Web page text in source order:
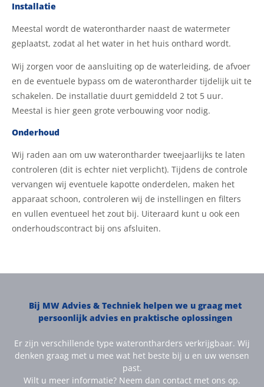
Installatie
Meestal wordt de waterontharder naast de watermeter
geplaatst, zodat al het water in het huis onthard wordt.
Wij zorgen voor de aansluiting op de waterleiding, de afvoer
en de eventuele bypass om de waterontharder tijdelijk uit te
schakelen. De installatie duurt gemiddeld 2 tot 5 uur.
Meestal is hier geen grote verbouwing voor nodig.
Onderhoud
Wij raden aan om uw waterontharder tweejaarlijks te laten
controleren (dit is echter niet verplicht). Tijdens de controle
vervangen wij eventuele kapotte onderdelen, maken het
apparaat schoon, controleren wij de instellingen en filters
en vullen eventueel het zout bij. Uiteraard kunt u ook een
onderhoudscontract bij ons afsluiten.
Bij MW Advies & Techniek helpen we u graag met
persoonlijk advies en praktische oplossingen
Er zijn verschillende type waterontharders verkrijgbaar. Wij
denken graag met u mee wat het beste bij u en uw wensen
past.
Wilt u meer informatie? Neem dan contact met ons op.